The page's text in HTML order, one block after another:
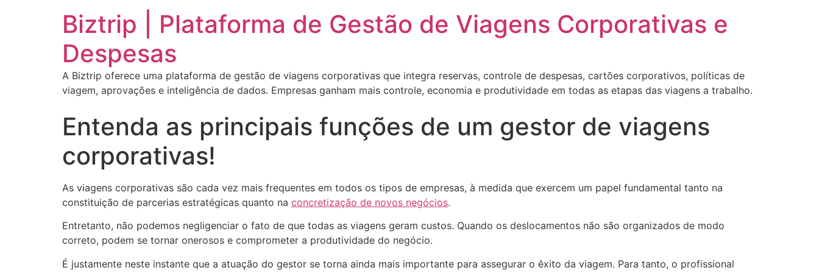
Biztrip | Plataforma de Gestão de Viagens Corporativas e
Despesas
A Biztrip oferece uma plataforma de gestão de viagens corporativas que integra reservas, controle de despesas, cartões corporativos, políticas de
viagem, aprovações e inteligência de dados. Empresas ganham mais controle, economia e produtividade em todas as etapas das viagens a trabalho.
Entenda as principais funções de um gestor de viagens
corporativas!
As viagens corporativas são cada vez mais frequentes em todos os tipos de empresas, à medida que exercem um papel fundamental tanto na
constituição de parcerias estratégicas quanto na concretização de novos negócios.
Entretanto, não podemos negligenciar o fato de que todas as viagens geram custos. Quando os deslocamentos não são organizados de modo
correto, podem se tornar onerosos e comprometer a produtividade do negócio.
É justamente neste instante que a atuação do gestor se torna ainda mais importante para assegurar o êxito da viagem. Para tanto, o profissional